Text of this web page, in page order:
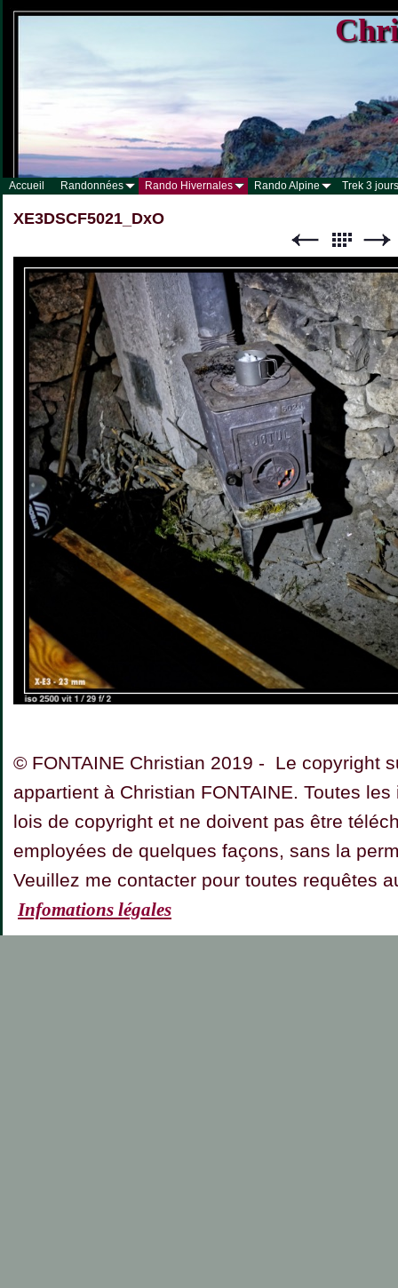
Accueil Randonnées Rando Hivernales Rando Alpine Trek 3
XE3DSCF5021_DxO
© FONTAINE Christian 2019 - Le copyright
appartient à Christian FONTAINE. Toutes
lois de copyright et ne doivent pas être
employées de quelques façons, sans la
Veuillez me contacter pour toutes
Infomations légales